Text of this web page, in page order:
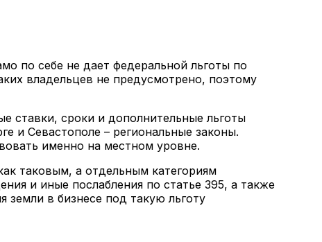
по себе не дает федеральной льготы по
владельцев не предусмотрено, поэтому
ставки, сроки и дополнительные льготы
и Севастополе – региональные законы.
именно на местном уровне.
таковым, а отдельным категориям
и иные послабления по статье 395, а также
земли в бизнесе под такую льготу